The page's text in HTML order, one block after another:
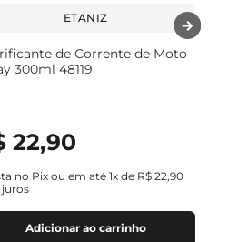
ETANIZ
de Corrente de Moto
300ml 48119
22,90
no Pix ou em até1x de R$ 22,90
Adicionar ao carrinho